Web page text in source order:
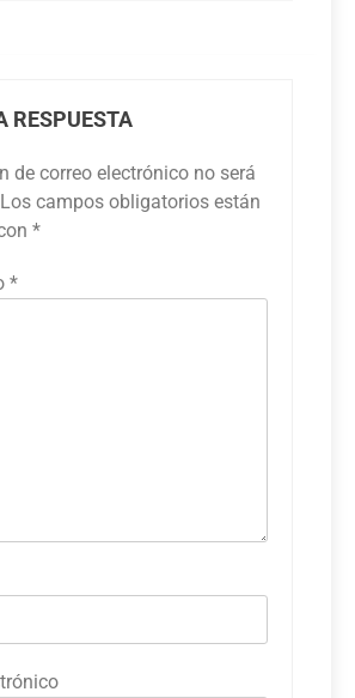
RESPUESTA
de correo electrónico no será
Los campos obligatorios están
*
*